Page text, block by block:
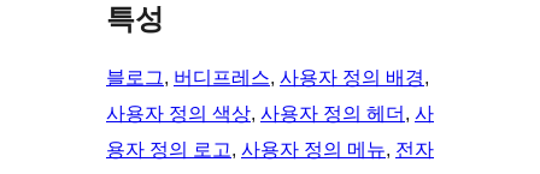
특성
블로그, 버디프레스, 사용자 정의 배경
사용자 정의 색상, 사용자 정의 헤더 , 사
용자 정의 로고, 사용자 정의 메뉴, 전자